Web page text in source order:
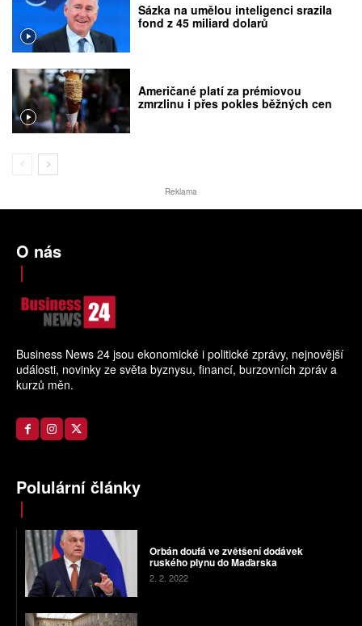
Sázka na umělou inteligenci srazila
fond z 45 miliard dolarů
Američané platí za prémiovou
zmrzlinu i přes pokles běžných cen
Reklama
O nás
Business News 24 jsou ekonomické i politické zprávy, nejnovější
události, novinky ze světa byznysu, financí, burzovních zpráv a
kurzů měn.
Polulární články
Orbán doufá ve zvětšení dodávek
ruského plynu do Maďarska
2. 2. 2022